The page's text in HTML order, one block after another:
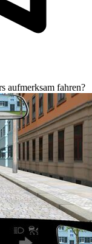
aufmerksam fahren?